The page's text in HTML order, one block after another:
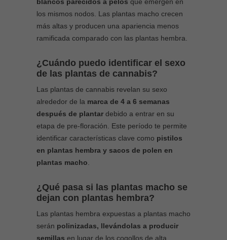
blancos parecidos a pelos que emergen en
los mismos nodos. Las plantas macho crecen
más altas y producen una apariencia menos
ramificada comparado con las plantas hembra.
¿Cuándo puedo identificar el sexo
de las plantas de cannabis?
Las plantas de cannabis revelan su sexo
alrededor de la marca de 4 a 6 semanas
después de plantar debido a entrar en su
etapa de pre-floración. Este período te permite
identificar características clave como pistilos
en plantas hembra y sacos de polen en
plantas macho.
¿Qué pasa si las plantas macho se
dejan con plantas hembra?
Las plantas hembra expuestas a plantas macho
serán polinizadas, llevándolas a producir
semillas en lugar de los cogollos de alta